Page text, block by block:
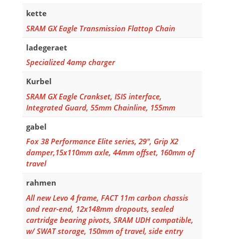
kette
SRAM GX Eagle Transmission Flattop Chain
ladegeraet
Specialized 4amp charger
Kurbel
SRAM GX Eagle Crankset, ISIS interface,
Integrated Guard, 55mm Chainline, 155mm
gabel
Fox 38 Performance Elite series, 29", Grip X2
damper,15x110mm axle, 44mm offset, 160mm of
travel
rahmen
All new Levo 4 frame, FACT 11m carbon chassis
and rear-end, 12x148mm dropouts, sealed
cartridge bearing pivots, SRAM UDH compatible,
w/ SWAT storage, 150mm of travel, side entry